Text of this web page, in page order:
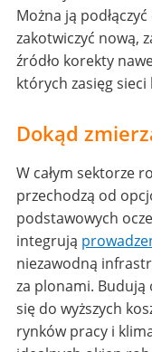
Można ją
zakotwiczyć nową,
źródło korekty
których zasięg
Dokąd
W całym sektorze
przechodzą od
podstawowych
integrują
niezawodną
za plonami.
się do wyższych
rynków pracy i